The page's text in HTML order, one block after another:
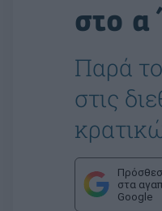
στο
Παρά
στις
στα
Google